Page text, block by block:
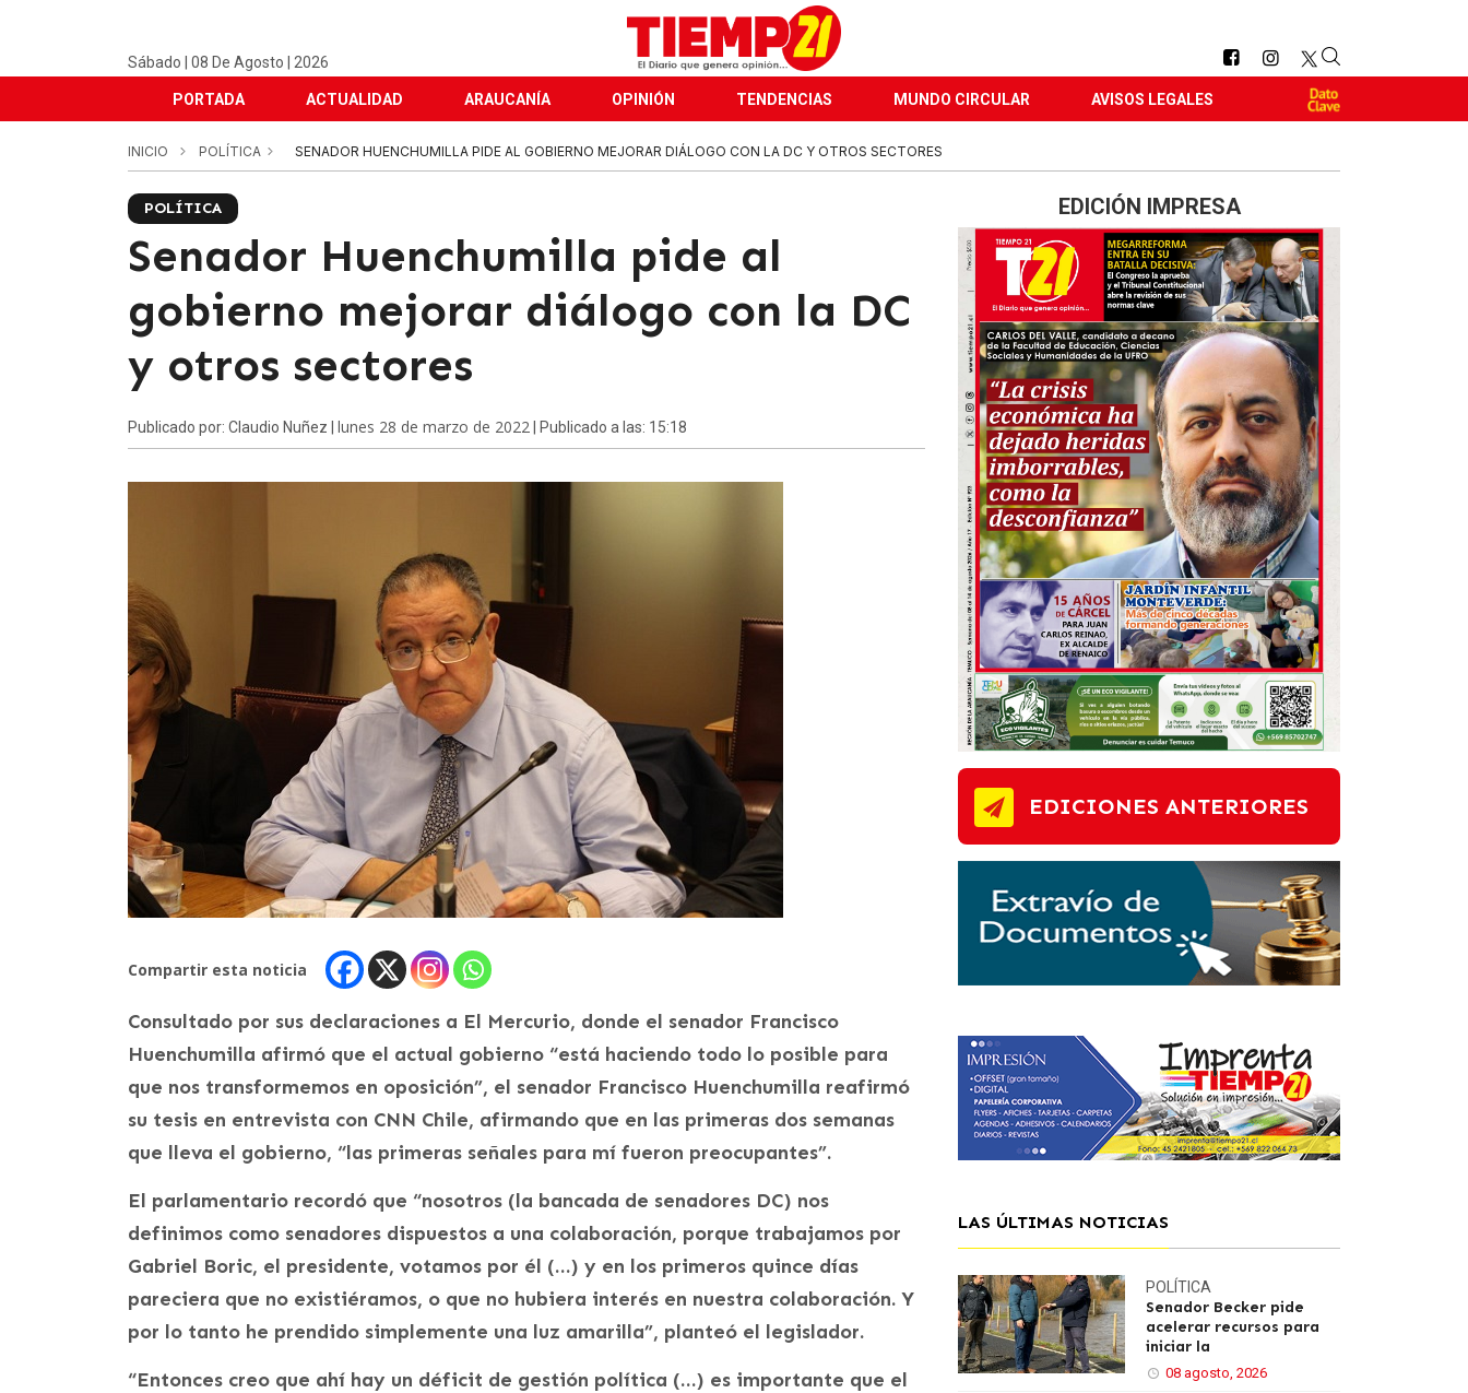
Sábado | 08 De Agosto | 2026
PORTADA ACTUALIDAD ARAUCANÍA OPINIÓN TENDENCIAS MUNDO CIRCULAR AVISOS LEGALES
INICIO POLÍTICA SENADOR HUENCHUMILLA PIDE AL GOBIERNO MEJORAR DIÁLOGO CON LA DC Y OTROS SECTORES
POLÍTICA
Senador Huenchumilla pide al
gobierno mejorar diálogo con la DC
y otros sectores
Publicado por: Claudio Nuñez | lunes 28 de marzo de 2022 | Publicado a las: 15:18
Compartir esta noticia
Consultado por sus declaraciones a El Mercurio, donde el senador Francisco
Huenchumilla afirmó que el actual gobierno “está haciendo todo lo posible para
que nos transformemos en oposición”, el senador Francisco Huenchumilla reafirmó
su tesis en entrevista con CNN Chile, afirmando que en las primeras dos semanas
que lleva el gobierno, “las primeras señales para mí fueron preocupantes”.
El parlamentario recordó que “nosotros (la bancada de senadores DC) nos
definimos como senadores dispuestos a una colaboración, porque trabajamos por
Gabriel Boric, el presidente, votamos por él (…) y en los primeros quince días
pareciera que no existiéramos, o que no hubiera interés en nuestra colaboración. Y
por lo tanto he prendido simplemente una luz amarilla”, planteó el legislador.
“Entonces creo que ahí hay un déficit de gestión política (…) es importante que el
EDICIÓN IMPRESA
EDICIONES ANTERIORES
LAS ÚLTIMAS NOTICIAS
POLÍTICA
Senador Becker pide
acelerar recursos para
iniciar la
08 agosto, 2026